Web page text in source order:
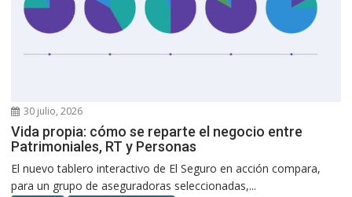
30 julio, 2026
Vida propia: cómo se reparte el negocio entre
Patrimoniales, RT y Personas
El nuevo tablero interactivo de El Seguro en acción compara,
para un grupo de aseguradoras seleccionadas,...